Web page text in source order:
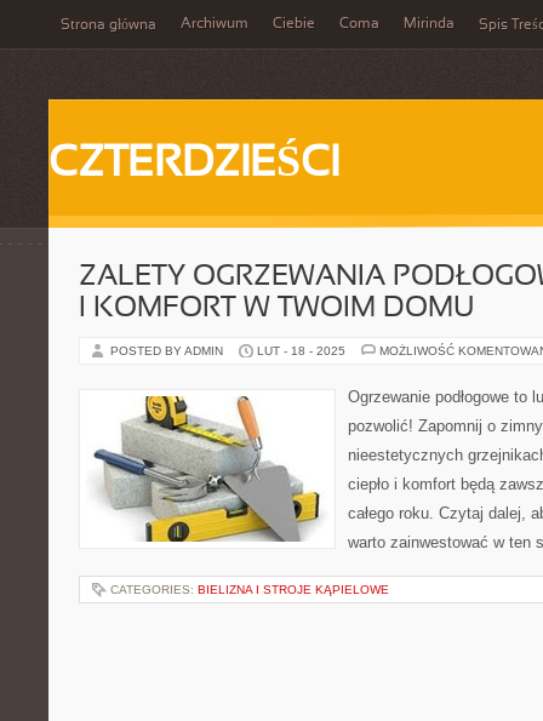
Strona główna Archiwum Ciebie Coma Mirinda Spis
CZTERDZIEŚCI
ZALETY OGRZEWANIA
I KOMFORT W TWOIM DOMU
POSTED BY ADMIN LUT - 18 - 2025 MOŻLIWOŚĆ
Ogrzewanie podłogowe to
pozwolić! Zapomnij o
nieestetycznych
ciepło i komfort będą
całego roku. Czytaj dalej,
warto zainwestować w ten
CATEGORIES: BIELIZNA I STROJE KĄPIELOWE